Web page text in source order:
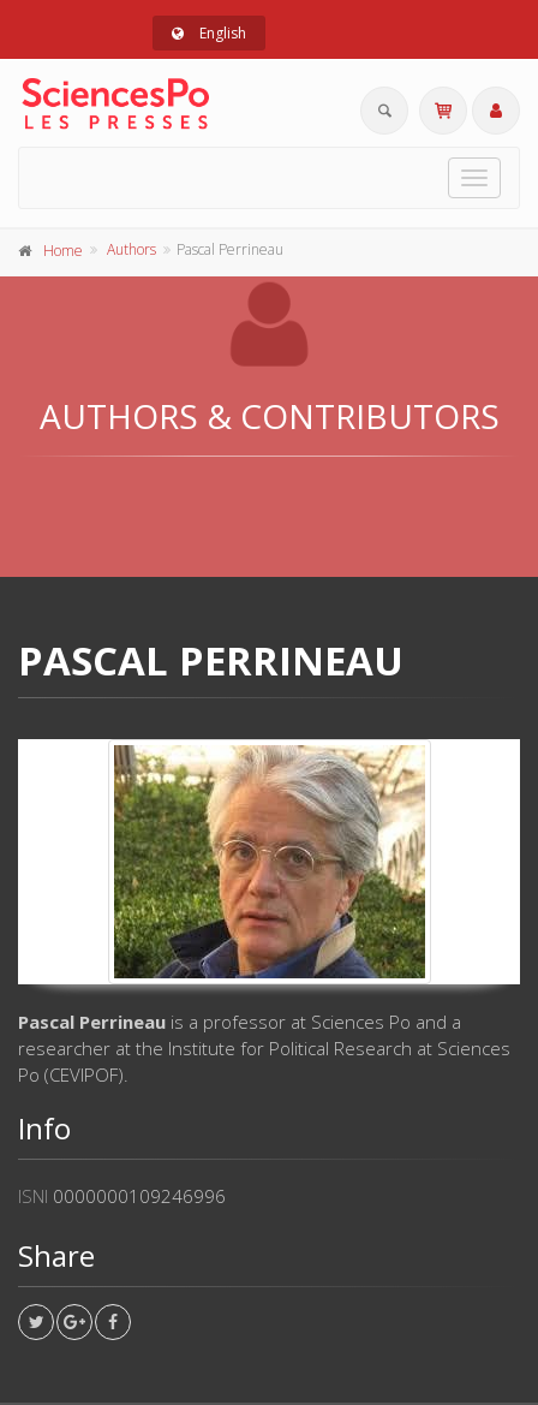
English
Toggle
Home Authors Pascal Perrineau
AUTHORS & CONTRIBUTORS
PASCAL PERRINEAU
Pascal Perrineau is a professor at Sciences Po and a
researcher at the Institute for Political Research at Sciences
Po (CEVIPOF).
Info
ISNI 0000000109246996
Share